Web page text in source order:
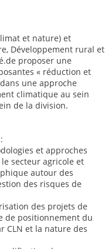
et nature) et
Développement rural et
proposer une
« réduction et
une approche
climatique au sein
de la division.
et approches
secteur agricole et
autour des
des risques de
des projets de
de positionnement du
CLN et la nature des